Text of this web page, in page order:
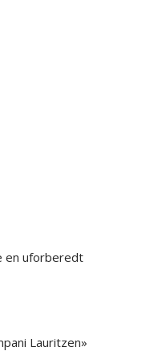
en uforberedt
Lauritzen»